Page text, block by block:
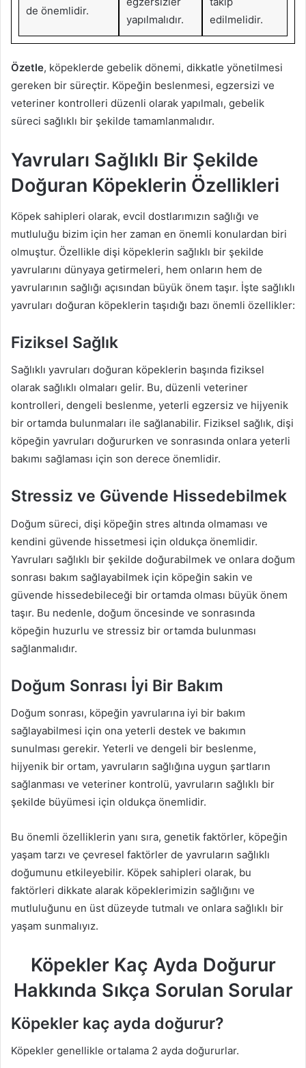
de önemlidir.
yapılmalıdır.
edilmelidir.
Özetle, köpeklerde gebelik dönemi, dikkatle yönetilmesi
gereken bir süreçtir. Köpeğin beslenmesi, egzersizi ve
veteriner kontrolleri düzenli olarak yapılmalı, gebelik
süreci sağlıklı bir şekilde tamamlanmalıdır.
Yavruları Sağlıklı Bir Şekilde
Doğuran Köpeklerin Özellikleri
Köpek sahipleri olarak, evcil dostlarımızın sağlığı ve
mutluluğu bizim için her zaman en önemli konulardan biri
olmuştur. Özellikle dişi köpeklerin sağlıklı bir şekilde
yavrularını dünyaya getirmeleri, hem onların hem de
yavrularının sağlığı açısından büyük önem taşır. İşte sağlıklı
yavruları doğuran köpeklerin taşıdığı bazı önemli özellikler:
Fiziksel Sağlık
Sağlıklı yavruları doğuran köpeklerin başında fiziksel
olarak sağlıklı olmaları gelir. Bu, düzenli veteriner
kontrolleri, dengeli beslenme, yeterli egzersiz ve hijyenik
bir ortamda bulunmaları ile sağlanabilir. Fiziksel sağlık, dişi
köpeğin yavruları doğururken ve sonrasında onlara yeterli
bakımı sağlaması için son derece önemlidir.
Stressiz ve Güvende Hissedebilmek
Doğum süreci, dişi köpeğin stres altında olmaması ve
kendini güvende hissetmesi için oldukça önemlidir.
Yavruları sağlıklı bir şekilde doğurabilmek ve onlara doğum
sonrası bakım sağlayabilmek için köpeğin sakin ve
güvende hissedebileceği bir ortamda olması büyük önem
taşır. Bu nedenle, doğum öncesinde ve sonrasında
köpeğin huzurlu ve stressiz bir ortamda bulunması
sağlanmalıdır.
Doğum Sonrası İyi Bir Bakım
Doğum sonrası, köpeğin yavrularına iyi bir bakım
sağlayabilmesi için ona yeterli destek ve bakımın
sunulması gerekir. Yeterli ve dengeli bir beslenme,
hijyenik bir ortam, yavruların sağlığına uygun şartların
sağlanması ve veteriner kontrolü, yavruların sağlıklı bir
şekilde büyümesi için oldukça önemlidir.
Bu önemli özelliklerin yanı sıra, genetik faktörler, köpeğin
yaşam tarzı ve çevresel faktörler de yavruların sağlıklı
doğumunu etkileyebilir. Köpek sahipleri olarak, bu
faktörleri dikkate alarak köpeklerimizin sağlığını ve
mutluluğunu en üst düzeyde tutmalı ve onlara sağlıklı bir
yaşam sunmalıyız.
Köpekler Kaç Ayda Doğurur
Hakkında Sıkça Sorulan Sorular
Köpekler kaç ayda doğurur?
Köpekler genellikle ortalama 2 ayda doğururlar.